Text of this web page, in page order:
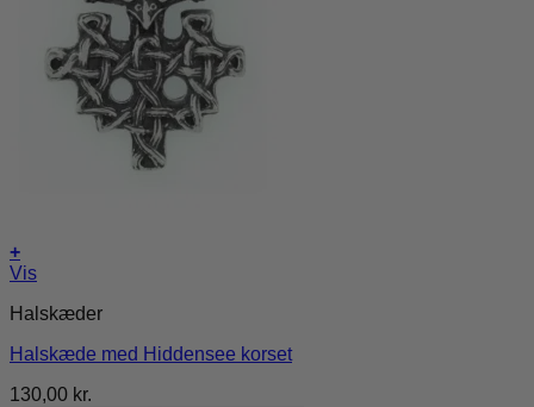
+
Vis
Halskæder
Halskæde med Hiddensee korset
130,00 kr.